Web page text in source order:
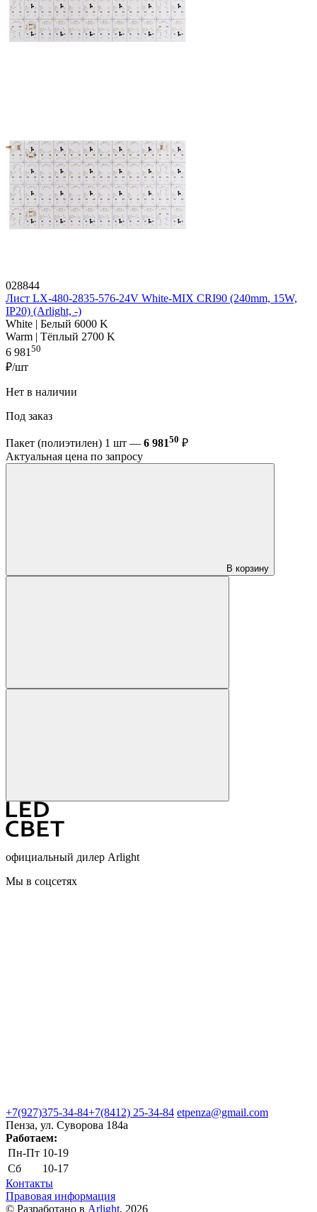
028844
Лист LX-480-2835-576-24V White-MIX CRI90 (240mm, 15W,
IP20) (Arlight, -)
White | Белый 6000 K
Warm | Тёплый 2700 K
6 981 50
₽/шт
Нет в наличии
Под заказ
Пакет (полиэтилен) 1 шт — 6 98150 ₽
Актуальная цена по запросу
В корзину
официальный дилер Arlight
Мы в соцсетях
+7(927)375-34-84+7(8412) 25-34-84 etpenza@gmail.com
Пенза, ул. Cуворова 184а
Работаем:
Пн-Пт 10-19
Сб
10-17
Контакты
Правовая информация
© Разработано в Arlight, 2026